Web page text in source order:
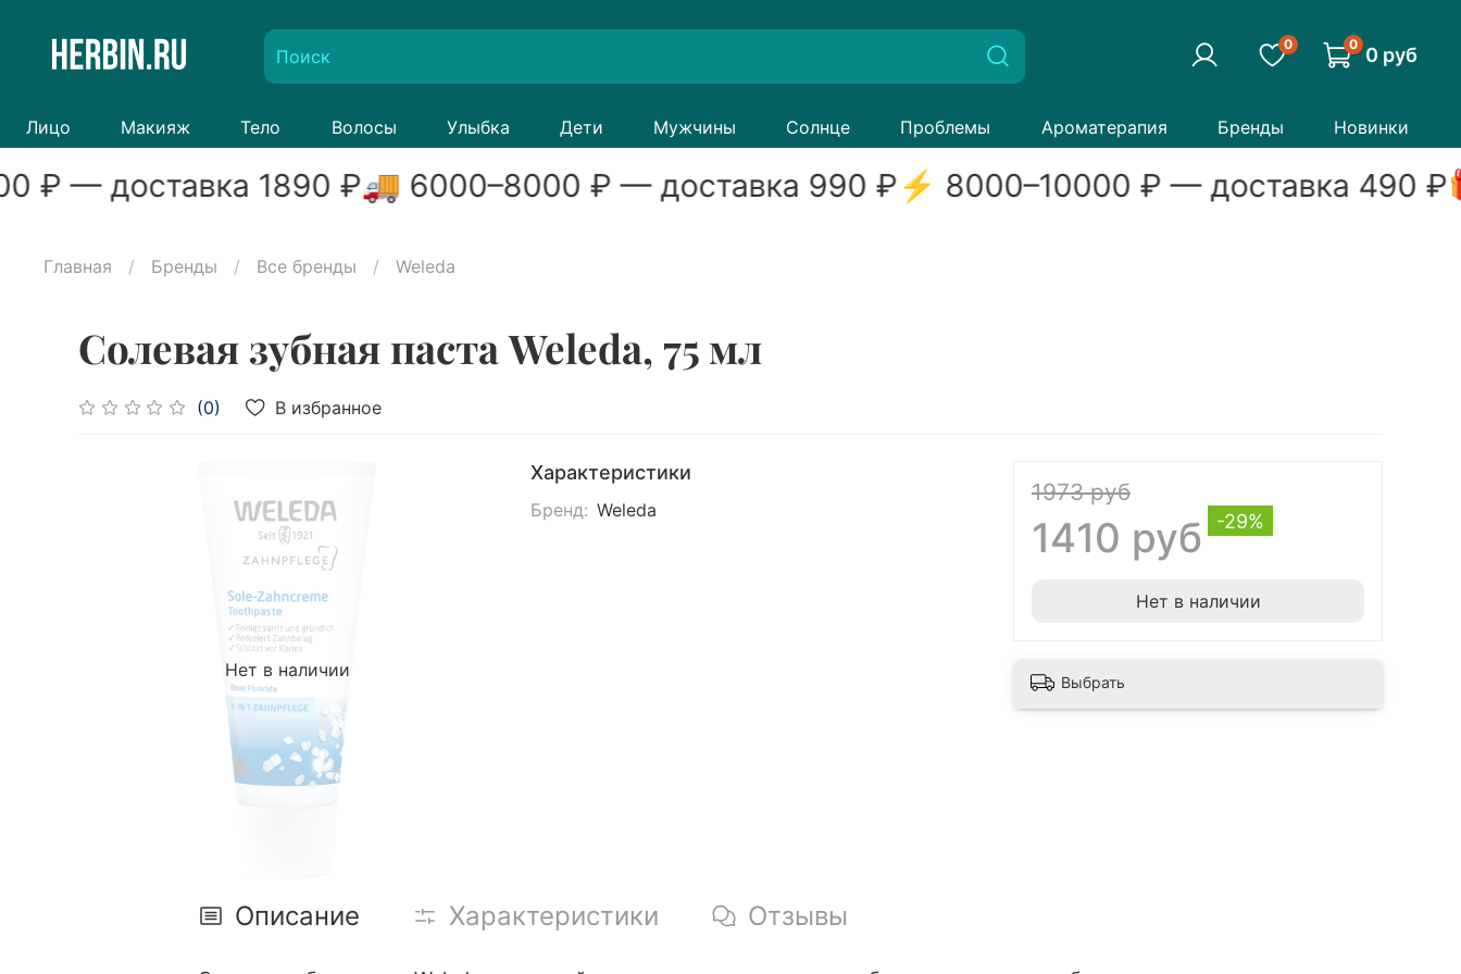
0 0 0 руб
Лицо Макияж Тело Волосы Улыбка Дети Мужчины Солнце Проблемы Ароматерапия Бренды Новинки
₽ — доставка 1890₽🚚 6000–8000₽ — доставка 990₽⚡ 8000–10000₽ — доставка 490₽
Главная Бренды Все бренды Weleda
Солевая зубная паста Weleda, 75 мл
(0) В избранное
Нет в наличии
Характеристики
Бренд: Weleda
1973 руб
1410 руб -29%
Нет в наличии
Выбрать
Описание Характеристики Отзывы